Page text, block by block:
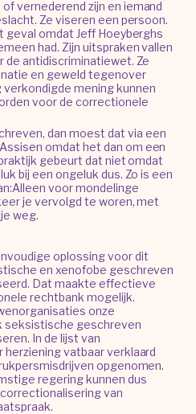
vernederend zijn en iemand
Ze viseren een persoon.
geval omdat Jeff Hoeyberghs
had. Zijn uitspraken vallen
antidiscriminatiewet. Ze
en geweld tegenover
mening kunnen
voor de correctionele
dan moest dat via een
omdat het dan om een
gebeurt dat niet omdat
bij een ongeluk dus. Zo is een
voor mondelinge
je vervolgd te woren, met
weg.
oplossing voor dit
en xenofobe geschreven
Dat maakte effectieve
rechtbank mogelijk.
onze
seksistische geschreven
In de lijst van
vatbaar verklaard
opgenomen.
regering kunnen dus
van